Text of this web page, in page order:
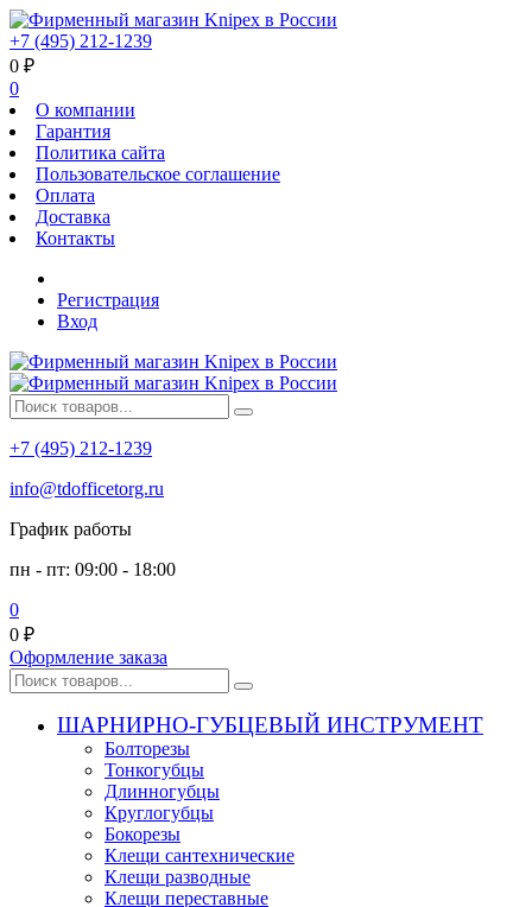
+7 (495) 212-1239
0 ₽
0
О компании
Гарантия
Политика сайта
Пользовательское соглашение
Оплата
Доставка
Контакты
Регистрация
Вход
+7 (495) 212-1239
info@tdofficetorg.ru
График работы
пн - пт: 09:00 - 18:00
0
0 ₽
Оформление заказа
ШАРНИРНО-ГУБЦЕВЫЙ ИНСТРУМЕНТ
Болторезы
Тонкогубцы
Длинногубцы
Круглогубцы
Бокорезы
Клещи сантехнические
Клещи разводные
Клещи переставные